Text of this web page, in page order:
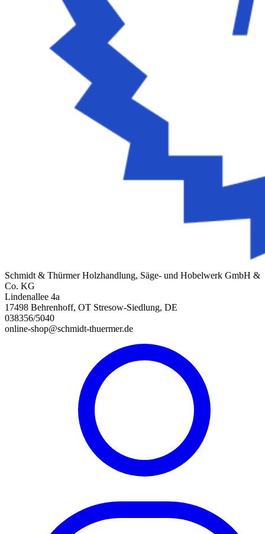
Schmidt & Thürmer Holzhandlung, Säge- und Hobelwerk GmbH &
Co. KG
Lindenallee 4a
17498 Behrenhoff, OT Stresow-Siedlung, DE
038356/5040
online-shop@schmidt-thuermer.de